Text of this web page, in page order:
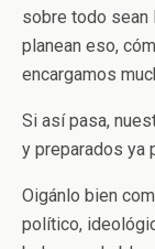
sobre todo sean
planean eso,
encargamos
Si así pasa,
y preparados ya
Oigánlo bien
político,